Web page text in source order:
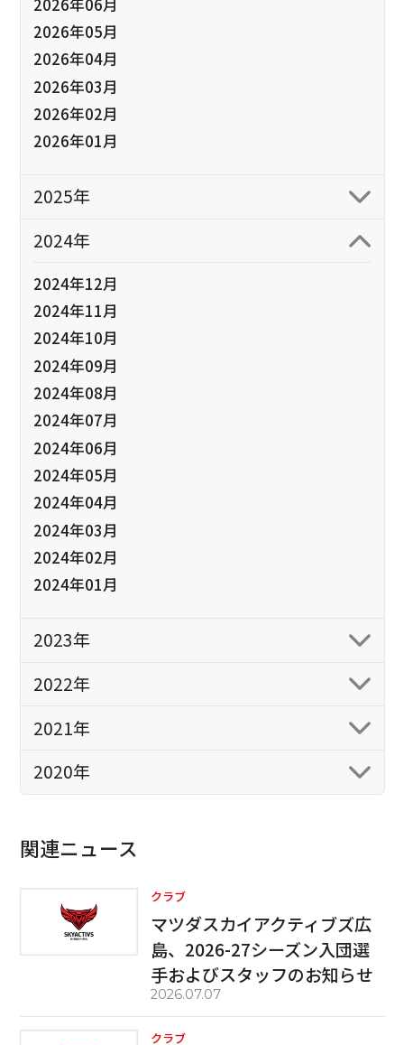
2026年05月
2026年04月
2026年03月
2026年02月
2026年01月
2025年
2024年
2024年12月
2024年11月
2024年10月
2024年09月
2024年08月
2024年07月
2024年06月
2024年05月
2024年04月
2024年03月
2024年02月
2024年01月
2023年
2022年
2021年
2020年
関連ニュース
クラブ
マツダスカイアクティブズ広
島、2026-27シーズン入団選
手およびスタッフのお知らせ
2026.07.07
クラブ